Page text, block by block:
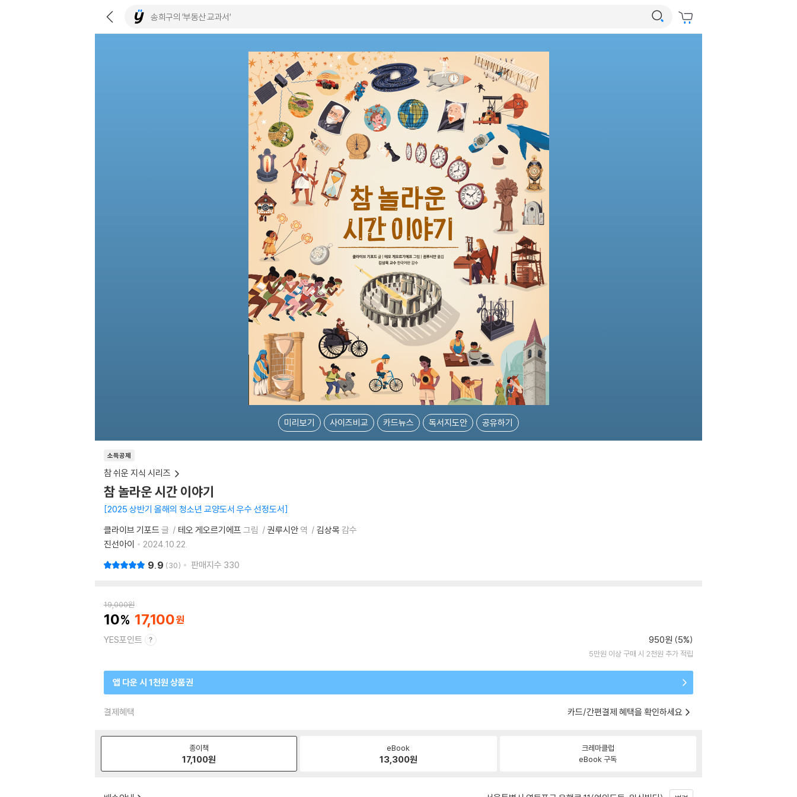
미리보기 사이즈비교 카드뉴스 독서지도안 공유하기
소득공제
참 쉬운 지식 시리즈
참 놀라운 시간 이야기
2025 상반기 올해의 청소년 교양도서 우수 선정도서
클라이브 기포드 글 테오 게오르기에프 그림 권루시안 역 김상목 감수
진선아이
2024.10.22.
9.9 30 판매지수 330
19,000원
10 17,100
YES포인트 950원 (5%)
5만원 이상 구매 시 2천원 추가 적립
앱 다운 시 1천원 상품권
결제혜택 카드/간편결제 혜택을 확인하세요
종이책
17,100원
eBook
13,300원
크레마클럽
eBook 구독